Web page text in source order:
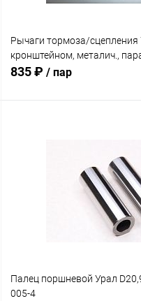
Рычаги тормоза/сцепления
кронштейном, металич.,
835 ₽ / пар
Палец поршневой Урал
005-4